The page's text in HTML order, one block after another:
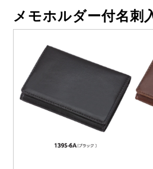
メモホルダー付名刺